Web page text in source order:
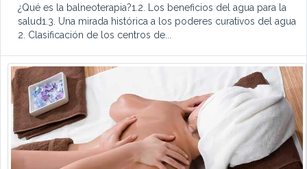
¿Qué es la balneoterapia?1.2. Los beneficios del agua para la
salud1.3. Una mirada histórica a los poderes curativos del agua
2. Clasificación de los centros de...